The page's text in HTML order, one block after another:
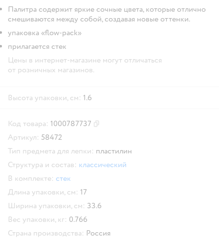
Палитра содержит яркие сочные цвета, которые отлично
смешиваются между собой, создавая новые оттенки.
упаковка «flow-pack»
прилагается стек
Цены в интернет-магазине могут отличаться
от розничных магазинов.
Высота упаковки, см: 1.6
Код товара: 1000787737
Артикул: 58472
Тип предмета для лепки: пластилин
Структура и состав: классический
В комплекте: стек
Длина упаковки, см: 17
Ширина упаковки, см: 33.6
Вес упаковки, кг: 0.766
Страна производства: Россия